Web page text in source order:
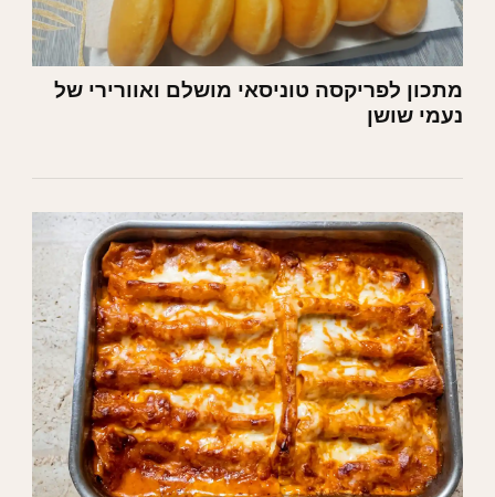
מתכון לפריקסה טוניסאי מושלם ואוורירי של
נעמי שושן